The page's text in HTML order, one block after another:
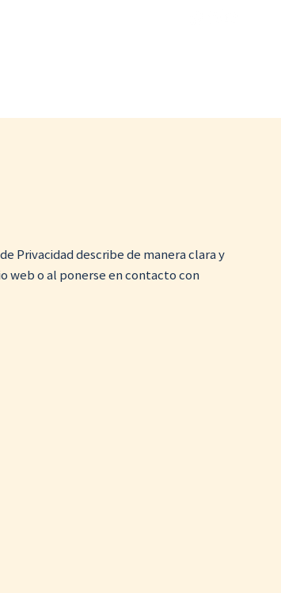
Privacidad describe de manera clara y
web o al ponerse en contacto con